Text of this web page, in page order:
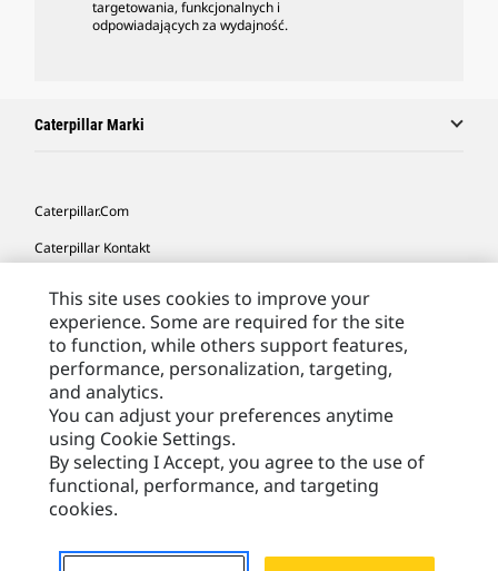
targetowania, funkcjonalnych i
odpowiadających za wydajność.
Caterpillar Marki
Caterpillar.com
Caterpillar Kontakt
Moje Preferencje Marketingowe
Site Map
Cookie Settings
Legal
Privacy
Europe - Polish© 2026 Caterpillar. Wszelkie prawa zastrzeżone.
This site uses cookies to improve your
experience. Some are required for the site
to function, while others support features,
performance, personalization, targeting,
and analytics.
You can adjust your preferences anytime
using Cookie Settings.
By selecting I Accept, you agree to the use of
functional, performance, and targeting
cookies.